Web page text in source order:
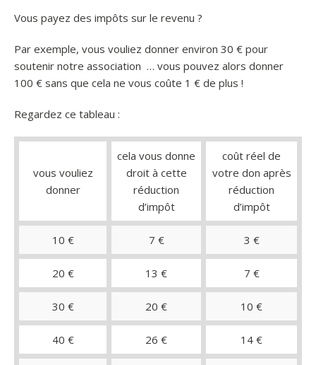
Vous payez des impôts sur le revenu ?
Par exemple, vous vouliez donner environ 30 € pour
soutenir notre association … vous pouvez alors donner
100 € sans que cela ne vous coûte 1 € de plus !
Regardez ce tableau :
vous vouliez
donner
cela vous donne
droit à cette
réduction
d’impôt
coût réel de
votre don après
réduction
d’impôt
10 € 7 € 3 €
20 € 13 € 7 €
30 € 20 € 10 €
40 € 26 € 14 €